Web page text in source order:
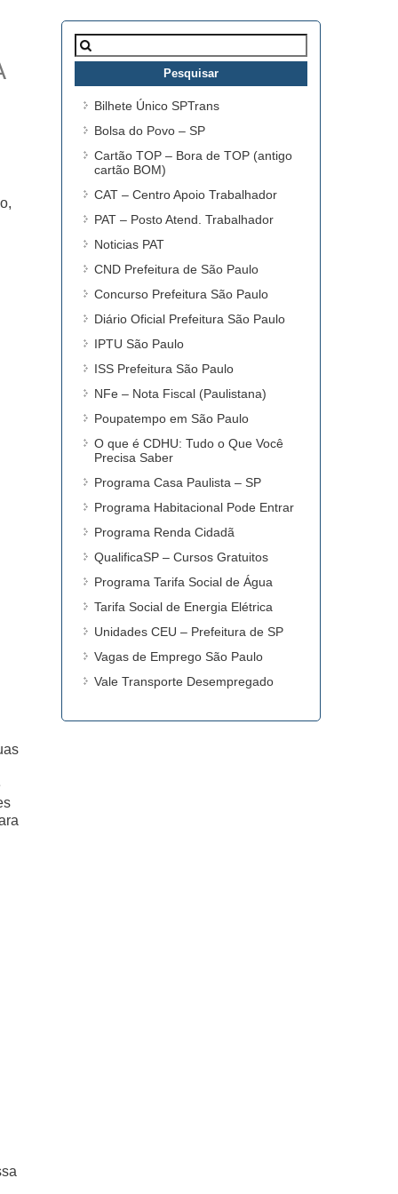
Pesquisar
por:
Bilhete Único SPTrans
Bolsa do Povo – SP
Cartão TOP – Bora de TOP (antigo
cartão BOM)
CAT – Centro Apoio Trabalhador
PAT – Posto Atend. Trabalhador
Noticias PAT
CND Prefeitura de São Paulo
Concurso Prefeitura São Paulo
Diário Oficial Prefeitura São Paulo
IPTU São Paulo
ISS Prefeitura São Paulo
NFe – Nota Fiscal (Paulistana)
Poupatempo em São Paulo
O que é CDHU: Tudo o Que Você
Precisa Saber
Programa Casa Paulista – SP
Programa Habitacional Pode Entrar
Programa Renda Cidadã
QualificaSP – Cursos Gratuitos
Programa Tarifa Social de Água
Tarifa Social de Energia Elétrica
Unidades CEU – Prefeitura de SP
Vagas de Emprego São Paulo
Vale Transporte Desempregado